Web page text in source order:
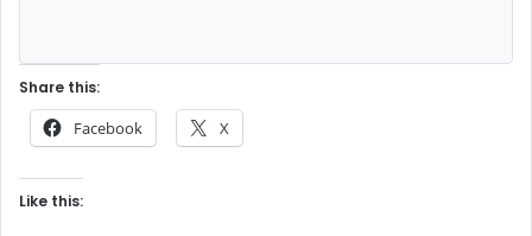
Share this:
Facebook X
Like this: